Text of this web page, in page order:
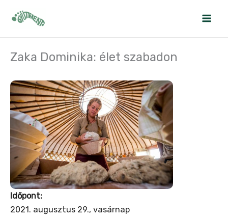
Zaka Dominika: élet szabadon
Időpont:
2021. augusztus 29., vasárnap